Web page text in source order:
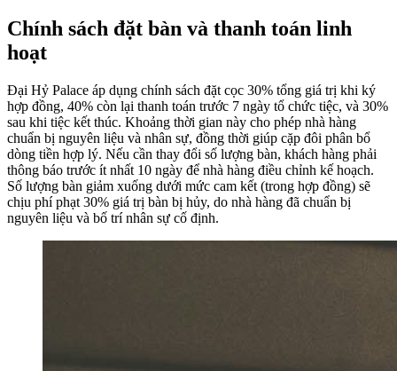
Chính sách đặt bàn và thanh toán linh
hoạt
Đại Hỷ Palace áp dụng chính sách đặt cọc 30% tổng giá trị khi ký
hợp đồng, 40% còn lại thanh toán trước 7 ngày tổ chức tiệc, và 30%
sau khi tiệc kết thúc. Khoảng thời gian này cho phép nhà hàng
chuẩn bị nguyên liệu và nhân sự, đồng thời giúp cặp đôi phân bổ
dòng tiền hợp lý. Nếu cần thay đổi số lượng bàn, khách hàng phải
thông báo trước ít nhất 10 ngày để nhà hàng điều chỉnh kế hoạch.
Số lượng bàn giảm xuống dưới mức cam kết (trong hợp đồng) sẽ
chịu phí phạt 30% giá trị bàn bị hủy, do nhà hàng đã chuẩn bị
nguyên liệu và bố trí nhân sự cố định.